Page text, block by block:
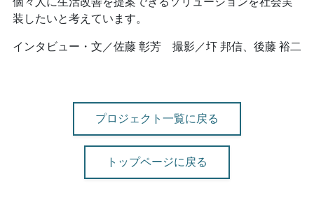
装したいと考えています。
インタビュー・文／佐藤 彰芳 撮影／圷 邦信、後藤 裕二
プロジェクト一覧に戻る
トップページに戻る